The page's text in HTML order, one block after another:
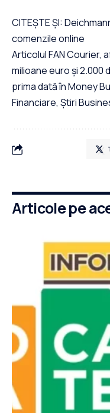
CITEȘTE ȘI:
comenzile online
Articolul FAN Courier,
milioane euro și 2.000
prima dată în Money
Financiare, Știri
Articole pe